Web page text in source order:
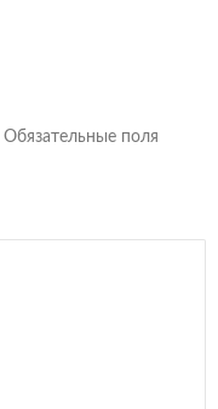
Обязательные поля